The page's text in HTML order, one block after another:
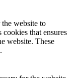
the website to
that ensures
website. These